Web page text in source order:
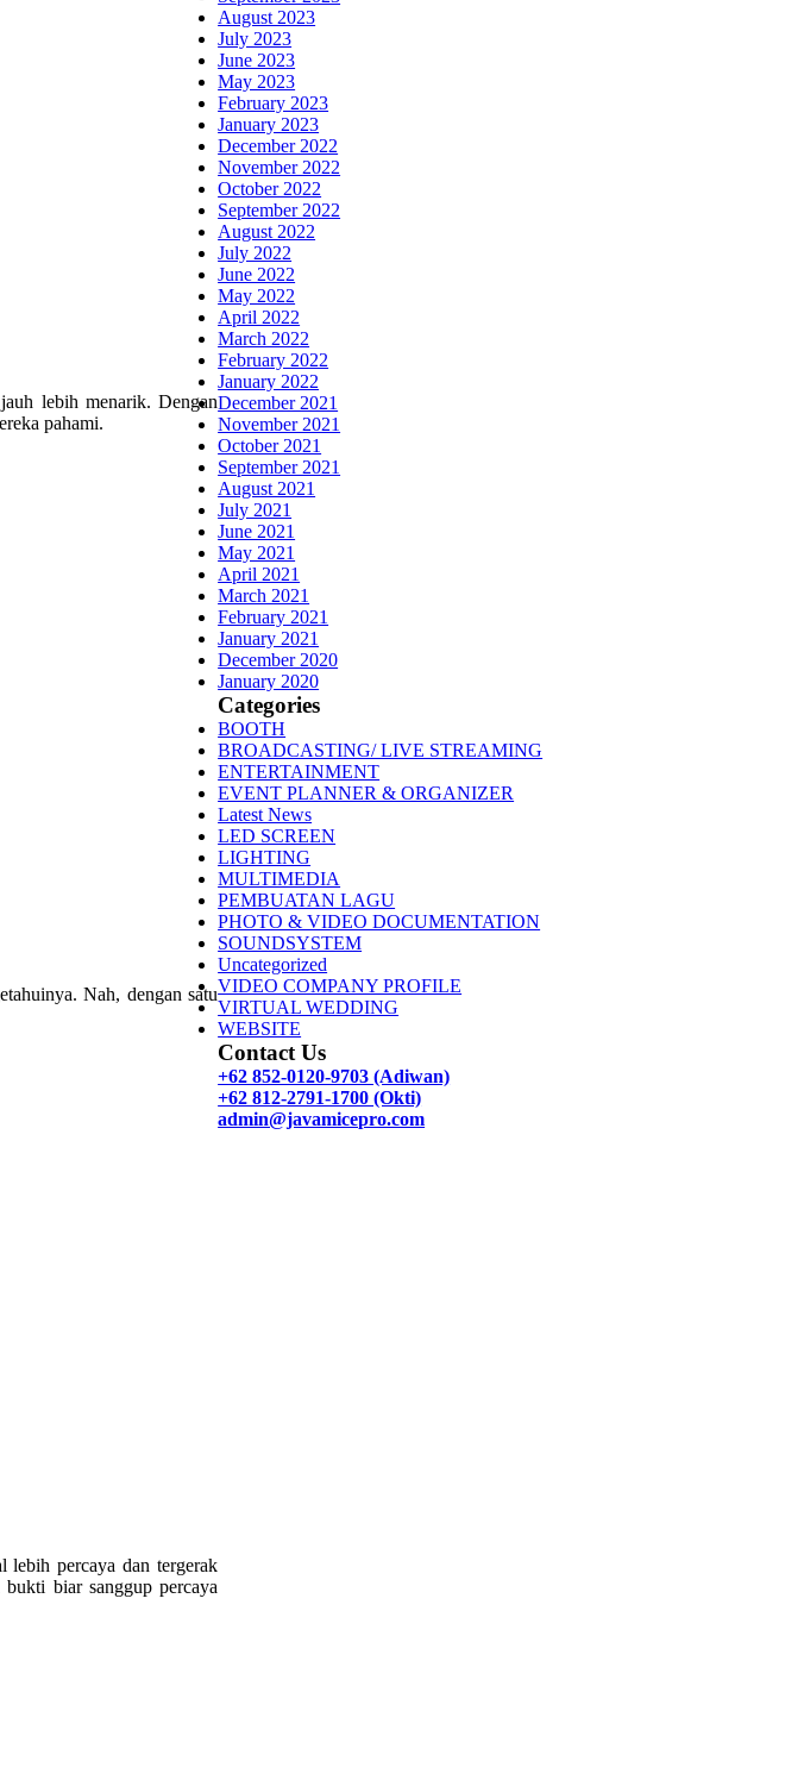
lebih menarik. Dengan
pahami.
Nah, dengan satu
lebih percaya dan tergerak
biar sanggup percaya
August 2023
July 2023
June 2023
May 2023
February 2023
January 2023
December 2022
November 2022
October 2022
September 2022
August 2022
July 2022
June 2022
May 2022
April 2022
March 2022
February 2022
January 2022
December 2021
November 2021
October 2021
September 2021
August 2021
July 2021
June 2021
May 2021
April 2021
March 2021
February 2021
January 2021
December 2020
January 2020
Categories
BOOTH
BROADCASTING/ LIVE STREAMING
ENTERTAINMENT
EVENT PLANNER & ORGANIZER
Latest News
LED SCREEN
LIGHTING
MULTIMEDIA
PEMBUATAN LAGU
PHOTO & VIDEO DOCUMENTATION
SOUNDSYSTEM
Uncategorized
VIDEO COMPANY PROFILE
VIRTUAL WEDDING
WEBSITE
Contact Us
+62 852-0120-9703 (Adiwan)
+62 812-2791-1700 (Okti)
admin@javamicepro.com